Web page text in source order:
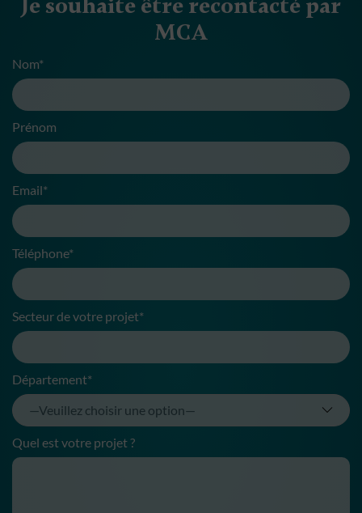
Je souhaite être recontacté par
MCA
Nom*
Prénom
Email*
Téléphone*
Secteur de votre projet*
Département*
Quel est votre projet ?